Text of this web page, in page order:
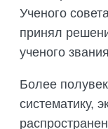
Ученого
принял
ученого
Более
систематику,